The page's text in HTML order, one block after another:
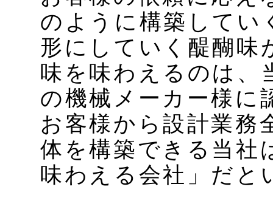
のように構築してい
形にしていく醍醐味
味を味わえるのは、
の機械メーカー様に
お客様から設計業務
体を構築できる当社
味わえる会社」だと